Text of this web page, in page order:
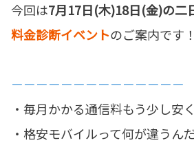
今回は7月17日(木)18日(金)の二
料金診断イベントのご案内です！
－－－－－－－－－－－－－－
・毎月かかる通信料もう少し安
・格安モバイルって何が違うん